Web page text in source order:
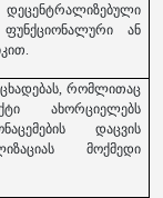
ან
რომლითაც
ახორციელებს
დაცვის
მოქმედი